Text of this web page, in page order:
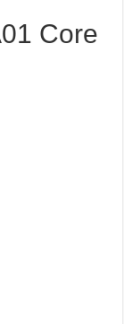
Core